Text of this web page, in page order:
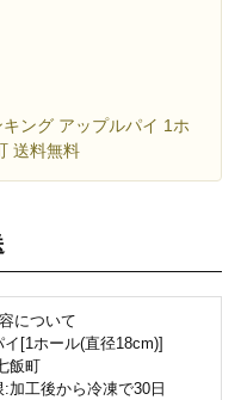
ング アップルパイ 1ホ
送料無料
について
イ[1ホール(直径18cm)]
町
工後から冷凍で30日